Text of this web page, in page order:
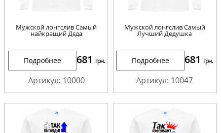
Мужской лонгслив Самый
найкращий Дєда
Подробнее 681 грн.
Артикул: 10000
Мужской лонгслив Самый
Лучший Дедушка
Подробнее 681 грн.
Артикул: 10047